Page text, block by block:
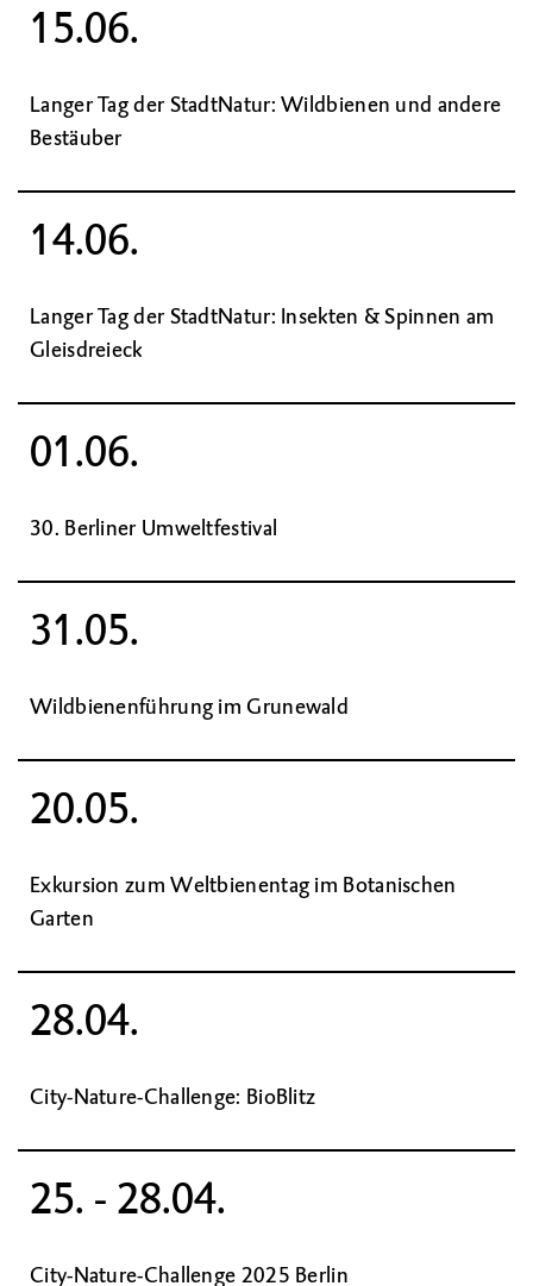
15.06.
Langer Tag der StadtNatur: Wildbienen und andere
Bestäuber
14.06.
Langer Tag der StadtNatur: Insekten & Spinnen am
Gleisdreieck
01.06.
30. Berliner Umweltfestival
31.05.
Wildbienenführung im Grunewald
20.05.
Exkursion zum Weltbienentag im Botanischen
Garten
28.04.
City-Nature-Challenge: BioBlitz
25. - 28.04.
City-Nature-Challenge 2025 Berlin